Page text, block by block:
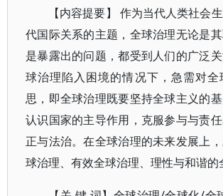
【内容提要】 作为当代人类社会
代国际关系的主题，全球治理无论是
是暴露出的问题，都受到人们的广泛
球治理陷入困境的情况下，急需对全
思，即全球治理既要坚持全球主义的
认识国家的主导作用，克服参与与责
正与法治。在全球治理的未来发展上
球治理、有效全球治理、理性与和谐的